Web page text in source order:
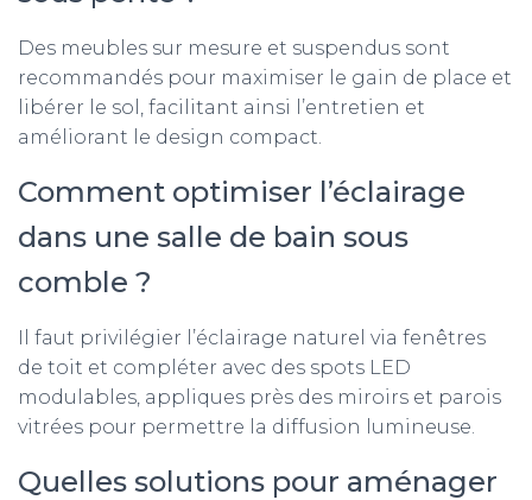
Des meubles sur mesure et suspendus sont
recommandés pour maximiser le gain de place et
libérer le sol, facilitant ainsi l’entretien et
améliorant le design compact.
Comment optimiser l’éclairage
dans une salle de bain sous
comble ?
Il faut privilégier l’éclairage naturel via fenêtres
de toit et compléter avec des spots LED
modulables, appliques près des miroirs et parois
vitrées pour permettre la diffusion lumineuse.
Quelles solutions pour aménager